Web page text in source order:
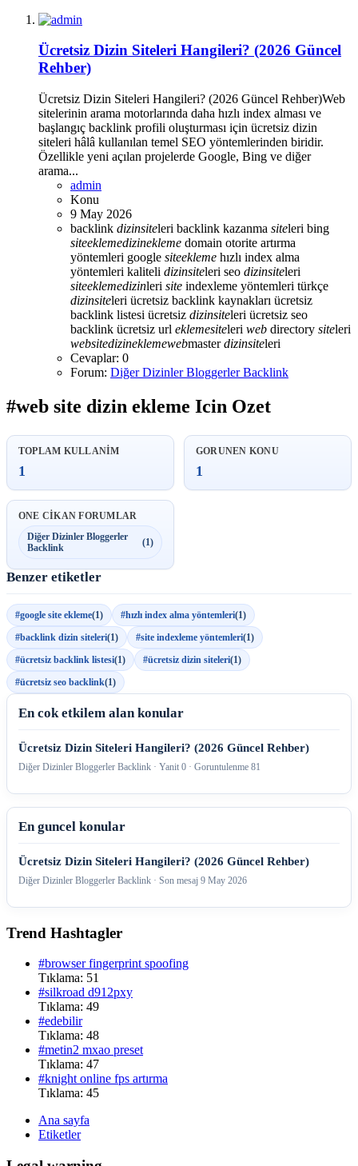
Ücretsiz Dizin Siteleri Hangileri? (2026 Güncel
Rehber)
Ücretsiz Dizin Siteleri Hangileri? (2026 Güncel Rehber)Web
sitelerinin arama motorlarında daha hızlı index alması ve
başlangıç backlink profili oluşturması için ücretsiz dizin
siteleri hâlâ kullanılan temel SEO yöntemlerinden biridir.
Özellikle yeni açılan projelerde Google, Bing ve diğer
arama...
admin
Konu
9 May 2026
backlink dizinsiteleri backlink kazanma siteleri bing
siteeklemedizinekleme domain otorite artırma
yöntemleri google siteekleme hızlı index alma
yöntemleri kaliteli dizinsiteleri seo dizinsiteleri
siteeklemedizinleri site indexleme yöntemleri türkçe
dizinsiteleri ücretsiz backlink kaynakları ücretsiz
backlink listesi ücretsiz dizinsiteleri ücretsiz seo
backlink ücretsiz url eklemesiteleri web directory siteleri
websitedizineklemewebmasterdizinsiteleri
Cevaplar: 0
Forum: Diğer Dizinler Bloggerler Backlink
#web site dizin ekleme Icin Ozet
TOPLAM KULLANIM
1
GORUNEN KONU
1
ONE CIKAN FORUMLAR
Diğer Dizinler Bloggerler
Backlink
(1)
Benzer etiketler
#google site ekleme(1) #hızlı index alma yöntemleri(1)
#backlink dizin siteleri(1) #site indexleme yöntemleri(1)
#ücretsiz backlink listesi(1) #ücretsiz dizin siteleri(1)
#ücretsiz seo backlink(1)
En cok etkilem alan konular
Ücretsiz Dizin Siteleri Hangileri? (2026 Güncel Rehber)
Diğer Dizinler Bloggerler Backlink · Yanit 0 · Goruntulenme 81
En guncel konular
Ücretsiz Dizin Siteleri Hangileri? (2026 Güncel Rehber)
Diğer Dizinler Bloggerler Backlink · Son mesaj 9 May 2026
Trend Hashtagler
#browser fingerprint spoofing
Tıklama: 51
#silkroad d912pxy
Tıklama: 49
#edebilir
Tıklama: 48
#metin2 mxao preset
Tıklama: 47
#knight online fps artırma
Tıklama: 45
Ana sayfa
Etiketler